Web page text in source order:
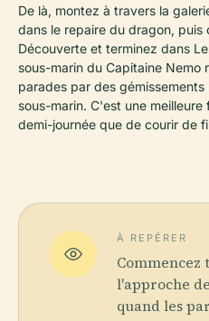
De là, montez à travers la
dans le repaire du dragon,
Découverte et terminez dans
sous-marin du Capitaine Nemo
parades par des
sous-marin. C'est une
demi-journée que de courir de
À REPÉRER
Commencez
l'approche
quand les